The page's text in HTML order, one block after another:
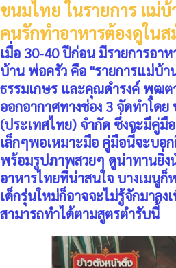
ขนมไทย ในรายการ แม่
คนรักทำอาหารต้องดูใน
เมื่อ 30-40 ปีก่อน มีรายการอา
บ้าน พ่อครัว คือ "รายการแม่บ้า
ธรรมเกษร และคุณดำรงค์ พุฒต
ออกอากาศทางช่อง 3 จัดทำโด
(ประเทศไทย) จำกัด ซึ่งจะมีคู่มื
เล็กๆพอเหมาะมือ คู่มือนี้จะบอก
พร้อมรูปภาพสวยๆ ดูน่าทานยิ่ง
อาหารไทยที่น่าสนใจ บางเมนู
เด็กรุ่นใหม่ก็อาจจะไม่รู้จักมาล
สามารถทำได้ตามสูตรตำรับนี้